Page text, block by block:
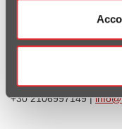
+30 2106997149 |